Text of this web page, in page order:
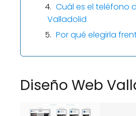
Cuál es el teléfono
Valladolid
Por qué elegirla
Diseño Web